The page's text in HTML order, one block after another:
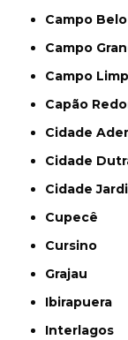
Campo Belo
Campo
Campo
Capão
Cidade
Cidade
Cidade
Cupecê
Cursino
Grajau
Ibirapuera
Interlagos